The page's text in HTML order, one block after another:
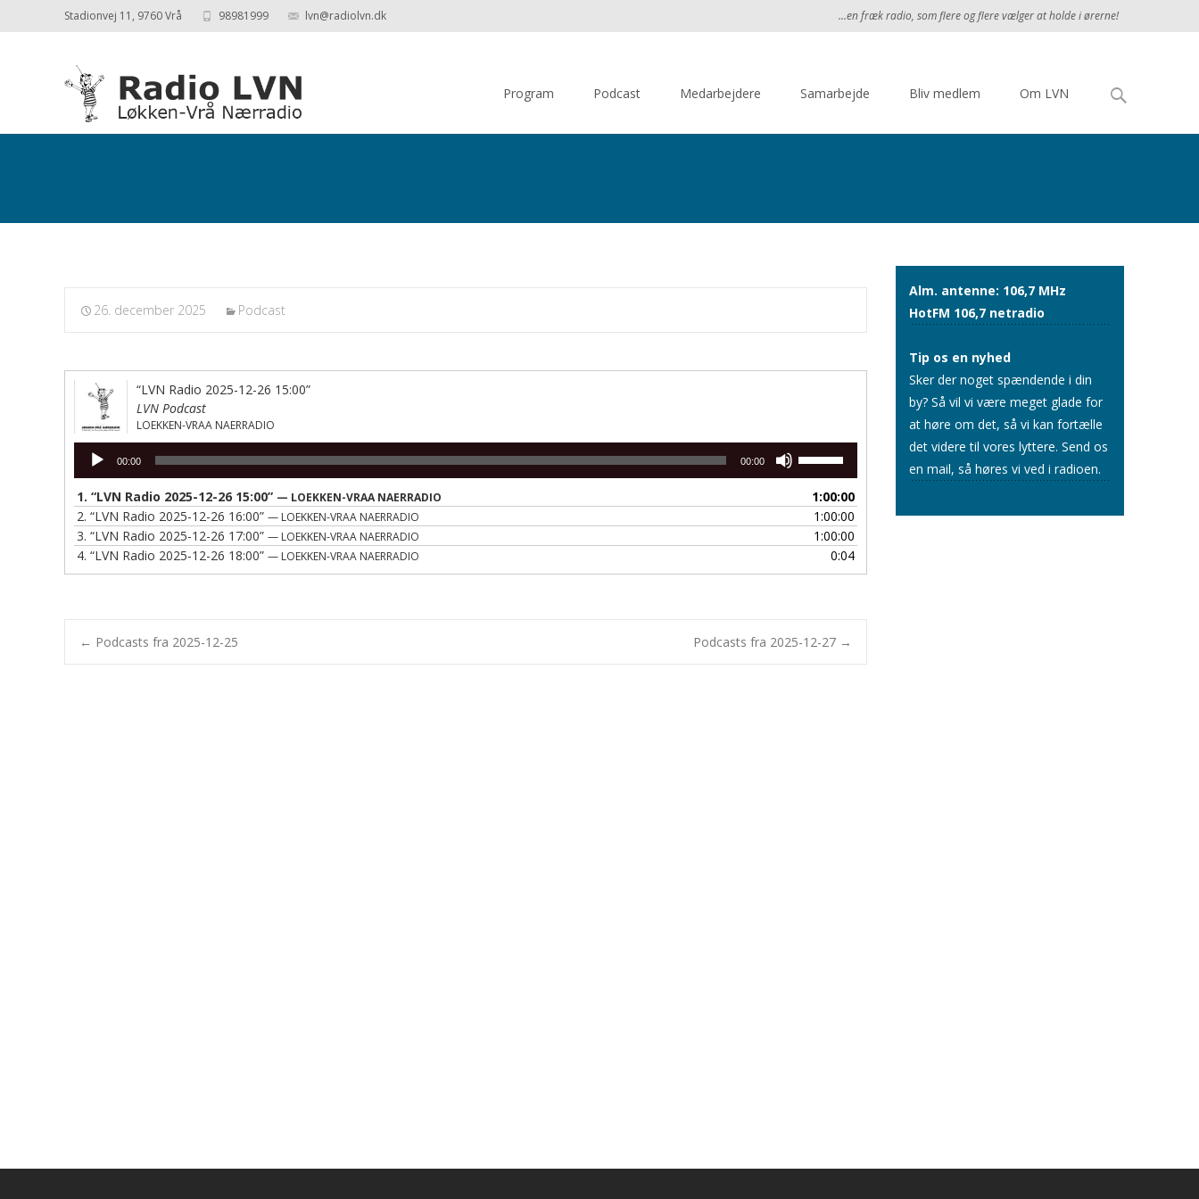
Stadionvej 11, 9760 Vrå 98981999 lvn@radiolvn.dk ...en fræk radio, som flere og flere vælger at holde i ørerne!
Program Podcast Medarbejdere Samarbejde Bliv medlem Om LVN
Søg
efter:
26. december 2025 Podcast
“LVN Radio 2025-12-26 15:00”
LVN Podcast
LOEKKEN-VRAA NAERRADIO
Lydafspiller
00:00 00:00
for
at
skrue
for
lyden.
1. “LVN Radio 2025-12-26 15:00” — LOEKKEN-VRAA NAERRADIO
1:00:00
2. “LVN Radio 2025-12-26 16:00” — LOEKKEN-VRAA NAERRADIO
1:00:00
3. “LVN Radio 2025-12-26 17:00” — LOEKKEN-VRAA NAERRADIO
1:00:00
4. “LVN Radio 2025-12-26 18:00” — LOEKKEN-VRAA NAERRADIO 0:04
Post
← Podcasts fra 2025-12-25 Podcasts fra 2025-12-27 →
Alm. antenne: 106,7 MHz
HotFM 106,7 netradio
Tip os en nyhed
Sker der noget spændende i din
by? Så vil vi være meget glade for
at høre om det, så vi kan fortælle
det videre til vores lyttere. Send os
en mail, så høres vi ved i radioen.